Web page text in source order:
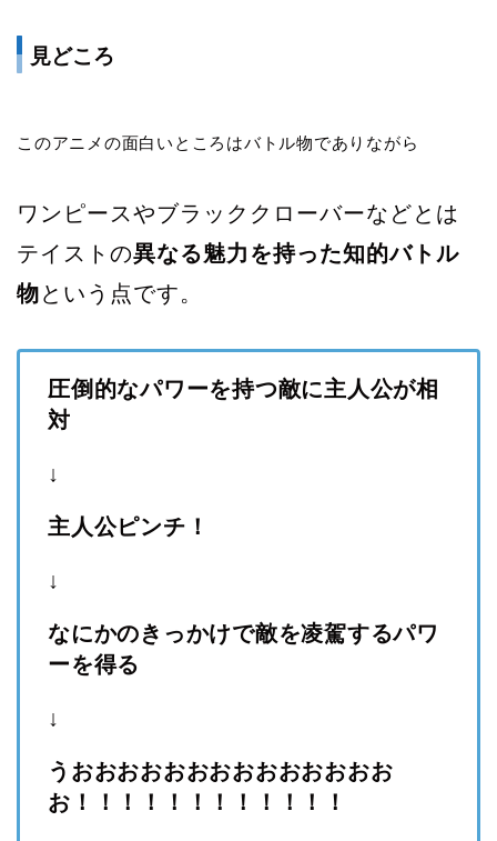
見どころ
このアニメの面白いところはバトル物でありながら
ワンピースやブラッククローバーなどとは
テイストの異なる魅力を持った知的バトル
物という点です。
圧倒的なパワーを持つ敵に主人公が相
対
↓
主人公ピンチ！
↓
なにかのきっかけで敵を凌駕するパワ
ーを得る
↓
うおおおおおおおおおおおおおお
お！！！！！！！！！！！！